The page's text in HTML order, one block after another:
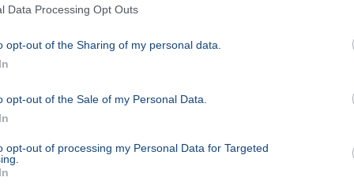
Data Processing Opt Outs
opt-out of the Sharing of my personal data.
opt-out of the Sale of my Personal Data.
opt-out of processing my Personal Data for Targeted
adott feladatnál azonnal elérhető az
döntés, akkor nem kell visszakeresni az e-
is erős: nemcsak dokumentumokat
kommentekkel, verziókövetéssel.
a vezetők heti jelentései vagy
előre beállított dashboardok alapján